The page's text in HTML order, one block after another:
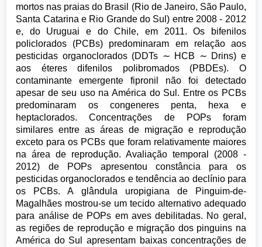
mortos nas praias do Brasil (Rio de Janeiro, São Paulo,
Santa Catarina e Rio Grande do Sul) entre 2008 - 2012
e, do Uruguai e do Chile, em 2011. Os bifenilos
policlorados (PCBs) predominaram em relação aos
pesticidas organoclorados (DDTs ∼ HCB ∼ Drins) e
aos éteres difenilos polibromados (PBDEs). O
contaminante emergente fipronil não foi detectado
apesar de seu uso na América do Sul. Entre os PCBs
predominaram os congeneres penta, hexa e
heptaclorados. Concentrações de POPs foram
similares entre as áreas de migração e reprodução
exceto para os PCBs que foram relativamente maiores
na área de reprodução. Avaliação temporal (2008 -
2012) de POPs apresentou constância para os
pesticidas organoclorados e tendência ao declínio para
os PCBs. A glândula uropigiana de Pinguim-de-
Magalhães mostrou-se um tecido alternativo adequado
para análise de POPs em aves debilitadas. No geral,
as regiões de reprodução e migração dos pinguins na
América do Sul apresentam baixas concentrações de